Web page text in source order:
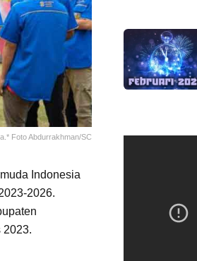
Foto Abdurrakhman/SC
Indonesia
2026.
2023.